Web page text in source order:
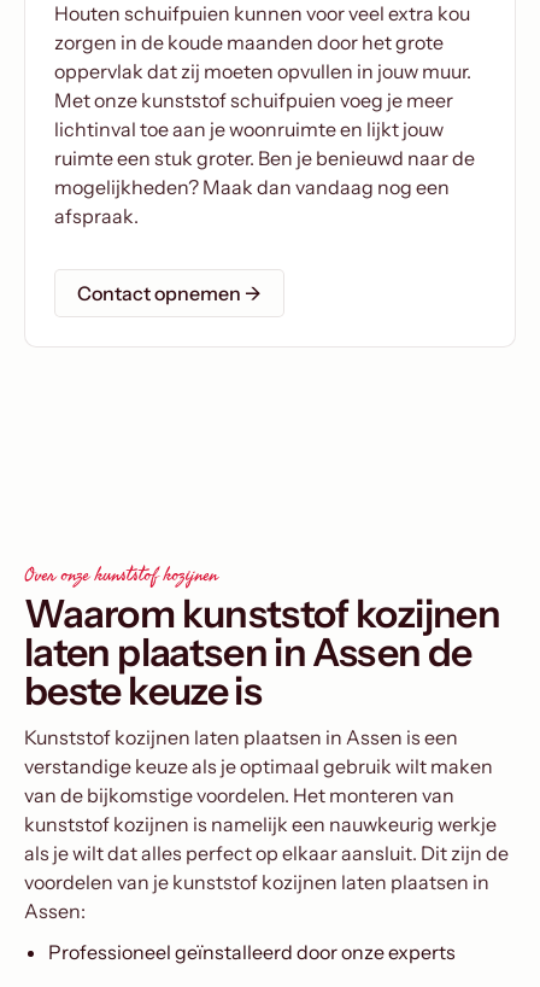
Houten schuifpuien kunnen voor veel extra kou
zorgen in de koude maanden door het grote
oppervlak dat zij moeten opvullen in jouw muur.
Met onze kunststof schuifpuien voeg je meer
lichtinval toe aan je woonruimte en lijkt jouw
ruimte een stuk groter. Ben je benieuwd naar de
mogelijkheden? Maak dan vandaag nog een
afspraak.
Contact opnemen →
Over onze kunststof kozijnen
Waarom kunststof kozijnen
laten plaatsen in Assen de
beste keuze is
Kunststof kozijnen laten plaatsen in Assen is een
verstandige keuze als je optimaal gebruik wilt maken
van de bijkomstige voordelen. Het monteren van
kunststof kozijnen is namelijk een nauwkeurig werkje
als je wilt dat alles perfect op elkaar aansluit. Dit zijn de
voordelen van je kunststof kozijnen laten plaatsen in
Assen:
Professioneel geïnstalleerd door onze experts